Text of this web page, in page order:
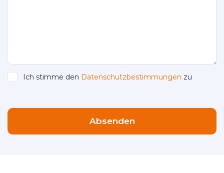
Ich stimme den Datenschutzbestimmungen zu
Please leave this field empty.
Absenden